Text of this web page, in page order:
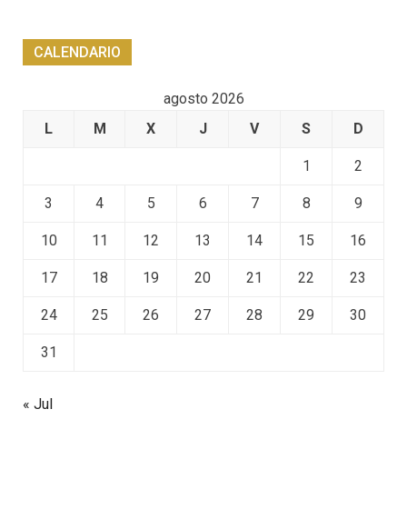
CALENDARIO
agosto 2026
L
M X J V S D
1 2
3 4 5 6 7 8 9
10 11 12 13 14 15 16
17 18 19 20 21 22 23
24 25 26 27 28 29 30
31
« Jul